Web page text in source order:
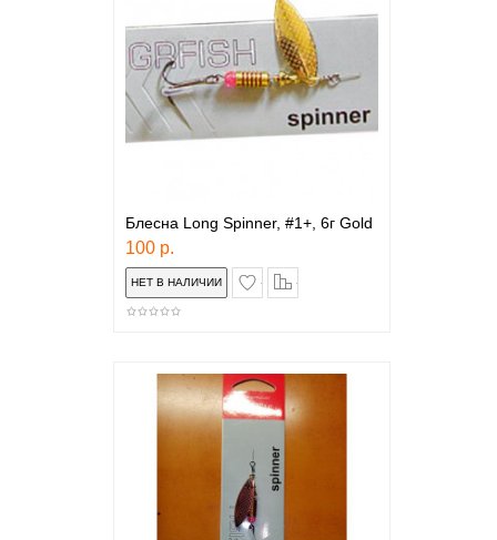
Блесна Long Spinner, #1+, 6г Gold
100 р.
в закладки